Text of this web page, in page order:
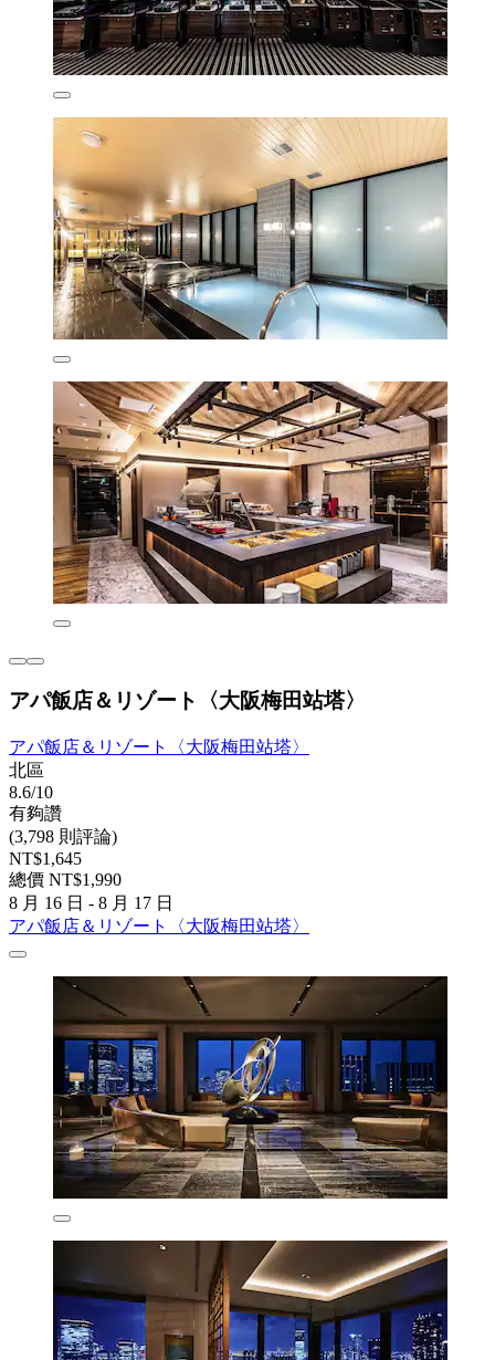
アパ飯店＆リゾート〈大阪梅田站塔〉
アパ飯店＆リゾート〈大阪梅田站塔〉
北區
8.6/10
有夠讚
(3,798 則評論)
NT$1,645
總價 NT$1,990
8 月 16 日 - 8 月 17 日
アパ飯店＆リゾート〈大阪梅田站塔〉